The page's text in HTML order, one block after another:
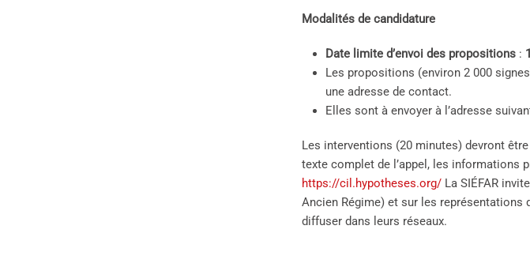
Modalités de candidature
Date limite d’envoi des propositions : 1
Les propositions (environ 2 000
une adresse de contact.
Elles sont à envoyer à l’adresse
Les interventions (20 minutes) devront
texte complet de l’appel, les informations
https://cil.hypotheses.org/ La SIÉFAR
Ancien Régime) et sur les
diffuser dans leurs réseaux.